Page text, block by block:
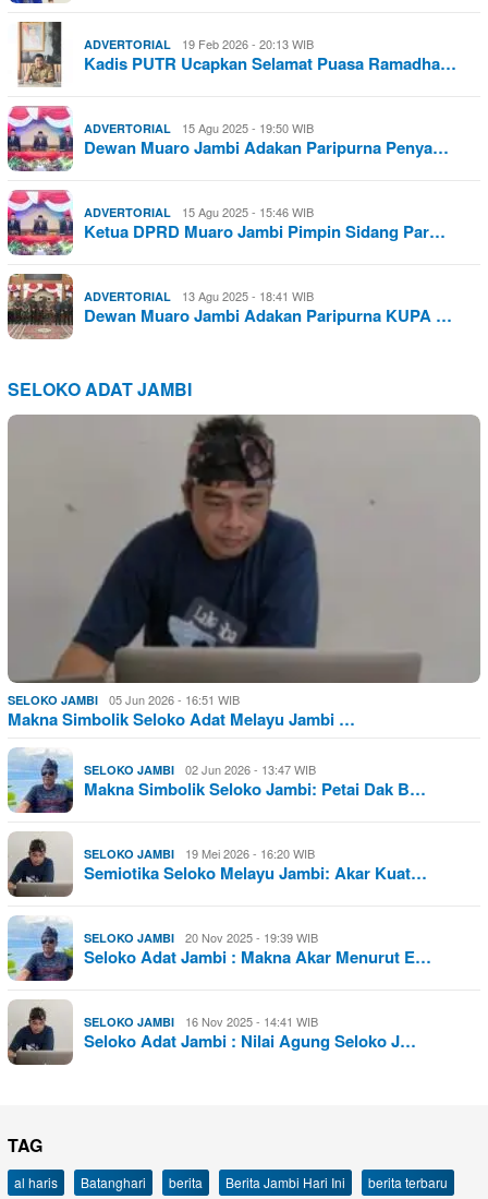
ADVERTORIAL 19 Feb 2026 - 20:13 WIB
Kadis PUTR Ucapkan Selamat Puasa Ramadha…
ADVERTORIAL 15 Agu 2025 - 19:50 WIB
Dewan Muaro Jambi Adakan Paripurna Penya…
ADVERTORIAL 15 Agu 2025 - 15:46 WIB
Ketua DPRD Muaro Jambi Pimpin Sidang Par…
ADVERTORIAL 13 Agu 2025 - 18:41 WIB
Dewan Muaro Jambi Adakan Paripurna KUPA …
SELOKO ADAT JAMBI
SELOKO JAMBI 05 Jun 2026 - 16:51 WIB
Makna Simbolik Seloko Adat Melayu Jambi …
SELOKO JAMBI 02 Jun 2026 - 13:47 WIB
Makna Simbolik Seloko Jambi: Petai Dak B…
SELOKO JAMBI 19 Mei 2026 - 16:20 WIB
Semiotika Seloko Melayu Jambi: Akar Kuat…
SELOKO JAMBI 20 Nov 2025 - 19:39 WIB
Seloko Adat Jambi : Makna Akar Menurut E…
SELOKO JAMBI 16 Nov 2025 - 14:41 WIB
Seloko Adat Jambi : Nilai Agung Seloko J…
TAG
al haris Batanghari berita Berita Jambi Hari Ini
berita terbaru